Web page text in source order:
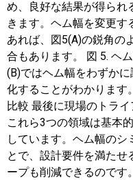
め、良好な結果が得られ
きます。ヘム幅を変更す
あれば、図5(A)の鋭角の
合もあります。 図 5. ヘ
(B)ではヘム幅をわずか
化することがわかります
比較 最後に現場のトラ
これら3つの領域は基本
しています。ヘム幅のシ
とで、設計要件を満た
ープも削減できるのです